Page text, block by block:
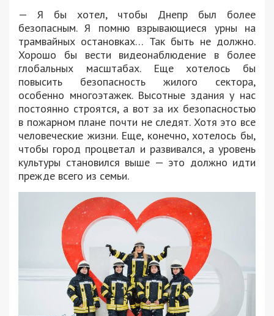
— Я бы хотел, чтобы Днепр был более
безопасным. Я помню взрывающиеся урны на
трамвайных остановках… Так быть не должно.
Хорошо бы вести видеонаблюдение в более
глобальных масштабах. Еще хотелось бы
повысить безопасность жилого сектора,
особенно многоэтажек. Высотные здания у нас
постоянно строятся, а вот за их безопасностью
в пожарном плане почти не следят. Хотя это все
человеческие жизни. Еще, конечно, хотелось бы,
чтобы город процветал и развивался, а уровень
культуры становился выше — это должно идти
прежде всего из семьи.